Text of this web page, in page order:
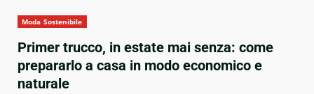
Moda Sostenibile
Primer trucco, in estate mai senza: come
prepararlo a casa in modo economico e
naturale